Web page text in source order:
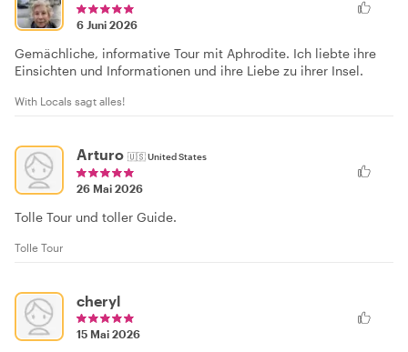
6 Juni 2026
Gemächliche, informative Tour mit Aphrodite. Ich liebte ihre
Einsichten und Informationen und ihre Liebe zu ihrer Insel.
With Locals sagt alles!
Arturo 🇺🇸United States
26 Mai 2026
Tolle Tour und toller Guide.
Tolle Tour
cheryl
15 Mai 2026